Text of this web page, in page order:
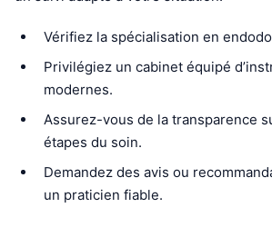
Vérifiez la spécialisation en
Privilégiez un cabinet équipé
modernes.
Assurez-vous de la transparence
étapes du soin.
Demandez des avis ou
un praticien fiable.